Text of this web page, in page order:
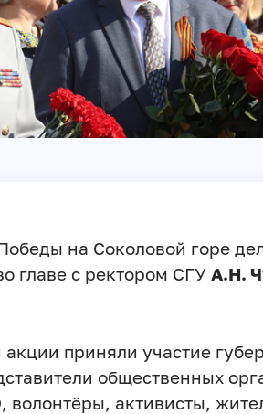
на Соколовой горе
главе с ректором СГУ А.Н.
приняли участие
общественных
волонтёры, активисты,